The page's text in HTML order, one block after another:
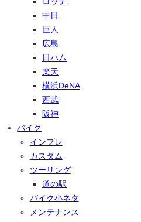
中日
巨人
広島
日ハム
楽天
横浜DeNA
西武
阪神
バイク
インプレ
カスタム
ツーリング
道の駅
バイク小ネタ
メンテナンス